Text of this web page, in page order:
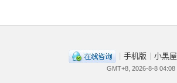
手机版 小黑屋
GMT+8, 2026-8-8 04:08